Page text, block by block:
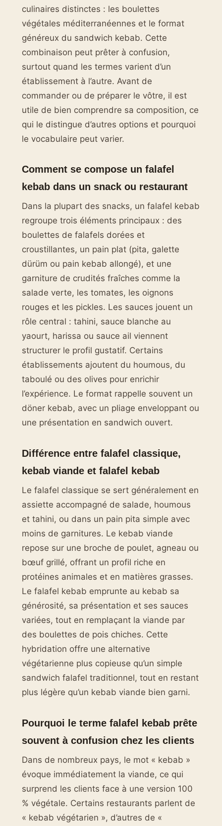
culinaires distinctes : les boulettes
végétales méditerranéennes et le format
généreux du sandwich kebab. Cette
combinaison peut prêter à confusion,
surtout quand les termes varient d’un
établissement à l’autre. Avant de
commander ou de préparer le vôtre, il est
utile de bien comprendre sa composition, ce
qui le distingue d’autres options et pourquoi
le vocabulaire peut varier.
Comment se compose un falafel
kebab dans un snack ou restaurant
Dans la plupart des snacks, un falafel kebab
regroupe trois éléments principaux : des
boulettes de falafels dorées et
croustillantes, un pain plat (pita, galette
dürüm ou pain kebab allongé), et une
garniture de crudités fraîches comme la
salade verte, les tomates, les oignons
rouges et les pickles. Les sauces jouent un
rôle central : tahini, sauce blanche au
yaourt, harissa ou sauce ail viennent
structurer le profil gustatif. Certains
établissements ajoutent du houmous, du
taboulé ou des olives pour enrichir
l’expérience. Le format rappelle souvent un
döner kebab, avec un pliage enveloppant ou
une présentation en sandwich ouvert.
Différence entre falafel classique,
kebab viande et falafel kebab
Le falafel classique se sert généralement en
assiette accompagné de salade, houmous
et tahini, ou dans un pain pita simple avec
moins de garnitures. Le kebab viande
repose sur une broche de poulet, agneau ou
bœuf grillé, offrant un profil riche en
protéines animales et en matières grasses.
Le falafel kebab emprunte au kebab sa
générosité, sa présentation et ses sauces
variées, tout en remplaçant la viande par
des boulettes de pois chiches. Cette
hybridation offre une alternative
végétarienne plus copieuse qu’un simple
sandwich falafel traditionnel, tout en restant
plus légère qu’un kebab viande bien garni.
Pourquoi le terme falafel kebab prête
souvent à confusion chez les clients
Dans de nombreux pays, le mot « kebab »
évoque immédiatement la viande, ce qui
surprend les clients face à une version 100
% végétale. Certains restaurants parlent de
« kebab végétarien », d’autres de «